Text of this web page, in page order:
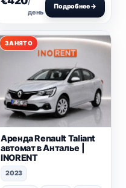
/
день
Подробнее →
ЗАНЯТО
Аренда Renault Taliant
автомат в Анталье |
INORENT
2023